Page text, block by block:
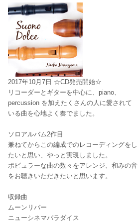
2017年10月7日 ☆CD発売開始☆
リコーダーとギターを中心に、piano、
percussion を加えたくさんの人に愛されて
いる曲を心地よく奏でました。
ソロアルバム2作目
兼ねてからこの編成でのレコーディングをし
たいと思い、やっと実現しました。
ポピュラーな曲の数々をアレンジ、和みの音
をお聴きいただきたいと思います。
収録曲
ムーンリバー
ニューシネマパラダイス